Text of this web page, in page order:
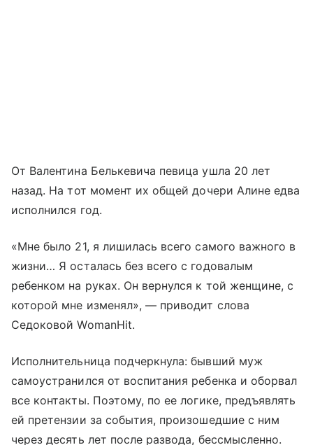
От Валентина Белькевича певица ушла 20 лет
назад. На тот момент их общей дочери Алине едва
исполнился год.
«Мне было 21, я лишилась всего самого важного в
жизни… Я осталась без всего с годовалым
ребенком на руках. Он вернулся к той женщине, с
которой мне изменял», — приводит слова
Седоковой WomanHit.
Исполнительница подчеркнула: бывший муж
самоустранился от воспитания ребенка и оборвал
все контакты. Поэтому, по ее логике, предъявлять
ей претензии за события, произошедшие с ним
через десять лет после развода, бессмысленно.